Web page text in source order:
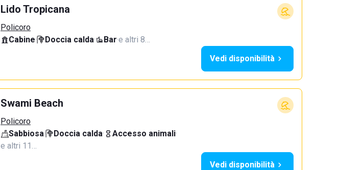
Lido Tropicana
Policoro
Cabine· Doccia calda· Bar·e altri 8…
Vedi disponibilità
Swami Beach
Policoro
Sabbiosa· Doccia calda· Accesso animali·
e altri 11…
Vedi disponibilità